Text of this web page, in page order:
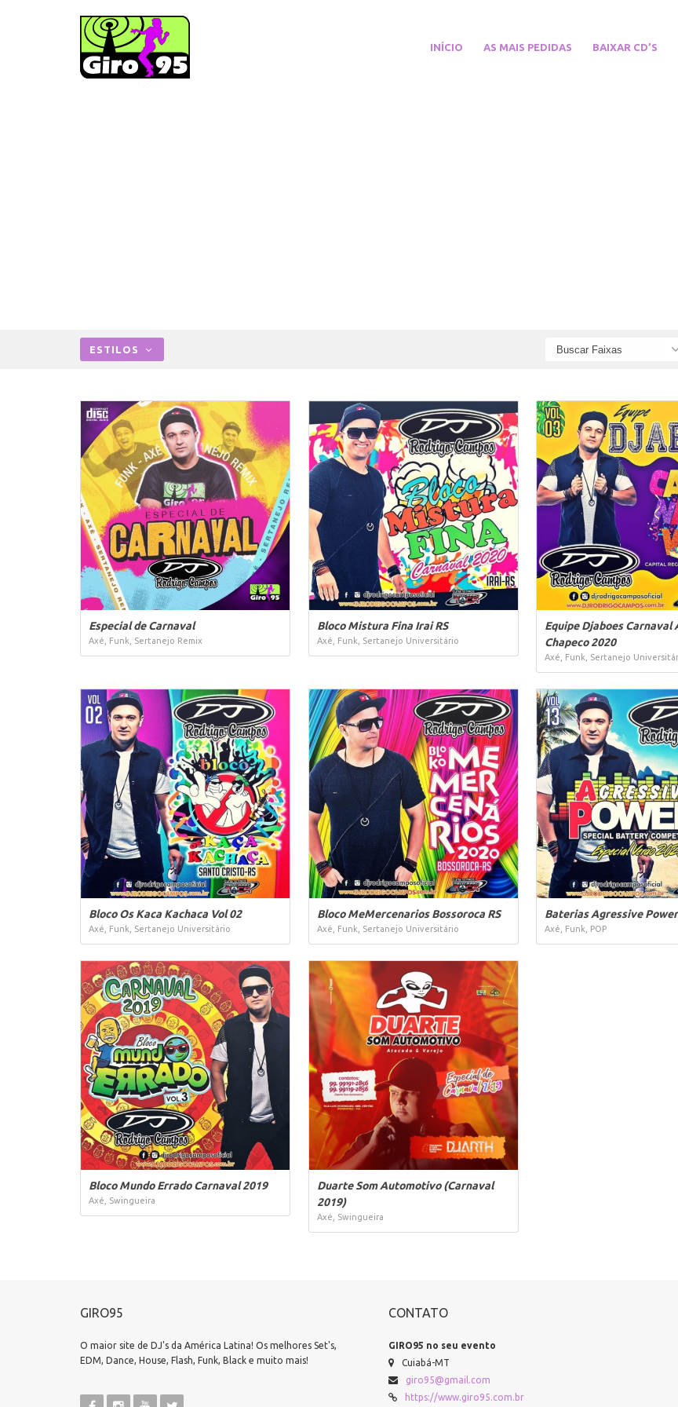
INÍCIO AS MAIS PEDIDAS BAIXAR CD’S
ESTILOS
Especial de Carnaval
Axé, Funk, Sertanejo Remix
Bloco Mistura Fina Irai RS
Axé, Funk, Sertanejo Universitário
Equipe Djaboes Carnaval
Chapeco 2020
Axé, Funk, Sertanejo
Bloco Os Kaca Kachaca Vol 02
Axé, Funk, Sertanejo Universitário
Bloco MeMercenarios Bossoroca RS
Axé, Funk, Sertanejo Universitário
Baterias Agressive
Axé, Funk, POP
Bloco Mundo Errado Carnaval 2019
Axé, Swingueira
Duarte Som Automotivo (Carnaval
2019)
Axé, Swingueira
GIRO95
O maior site de DJ's da América Latina! Os melhores Set's,
EDM, Dance, House, Flash, Funk, Black e muito mais!
CONTATO
GIRO95 no seu evento
Cuiabá-MT
giro95@gmail.com
https://www.giro95.com.br